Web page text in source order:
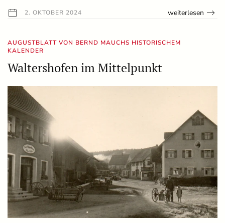
2. OKTOBER 2024 weiterlesen
AUGUSTBLATT VON BERND MAUCHS HISTORISCHEM
KALENDER
Waltershofen im Mittelpunkt